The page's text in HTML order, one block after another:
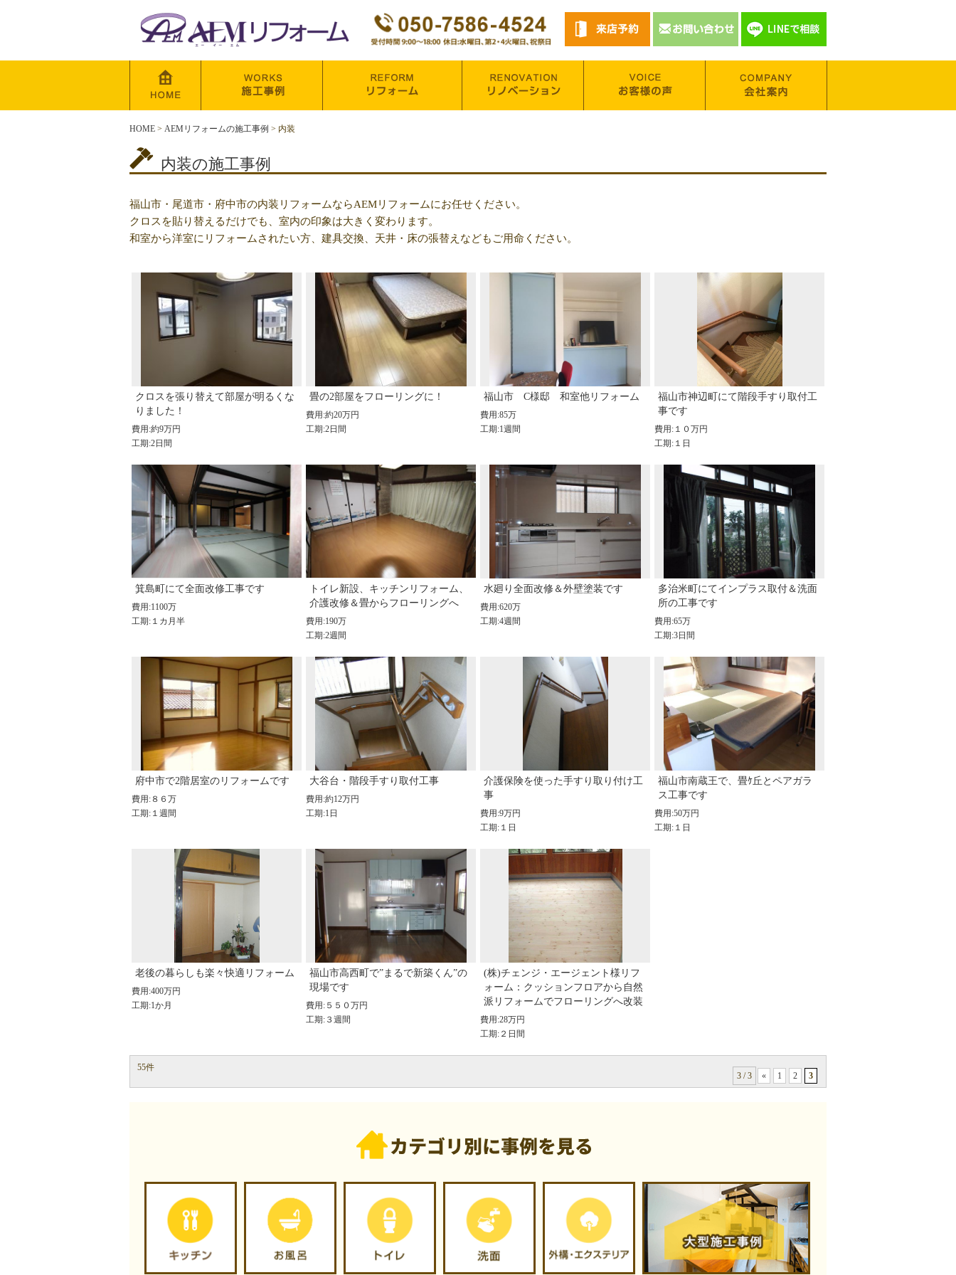
HOME > AEMリフォームの施工事例 > 内装
内装の施工事例
福山市・尾道市・府中市の内装リフォームならAEMリフォームにお任せください。
クロスを貼り替えるだけでも、室内の印象は大きく変わります。
和室から洋室にリフォームされたい方、建具交換、天井・床の張替えなどもご用命ください。
クロスを張り替えて部屋が明るくな
りました！
費用:約9万円
工期:2日間
畳の2部屋をフローリングに！
費用:約20万円
工期:2日間
福山市 C様邸 和室他リフォーム
費用:85万
工期:1週間
福山市神辺町にて階段手すり取付工
事です
費用:１０万円
工期:１日
箕島町にて全面改修工事です
費用:1100万
工期:１カ月半
トイレ新設、キッチンリフォーム、
介護改修＆畳からフローリングへ
費用:190万
工期:2週間
水廻り全面改修＆外壁塗装です
費用:620万
工期:4週間
多治米町にてインプラス取付＆洗面
所の工事です
費用:65万
工期:3日間
府中市で2階居室のリフォームです
費用:８６万
工期:１週間
大谷台・階段手すり取付工事
費用:約12万円
工期:1日
介護保険を使った手すり取り付け工
事
費用:9万円
工期:１日
福山市南蔵王で、畳ｹ丘とペアガラ
ス工事です
費用:50万円
工期:１日
老後の暮らしも楽々快適リフォーム
費用:400万円
工期:1か月
福山市高西町で”まるで新築くん”の
現場です
費用:５５０万円
工期:３週間
(株)チェンジ・エージェント様リフ
ォーム：クッションフロアから自然
派リフォームでフローリングへ改装
費用:28万円
工期:２日間
55件
3 / 3
« 1 2 3